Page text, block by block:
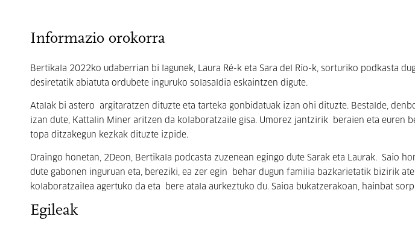
Informazio orokorra
Bertikala 2022ko udaberrian bi lagunek, Laura Ré-k eta Sara del Río-k, sorturiko podkasta
desiretatik abiatuta ordubete inguruko solasaldia eskaintzen digute.
Atalak bi astero argitaratzen dituzte eta tarteka gonbidatuak izan ohi dituzte. Bestalde,
izan dute, Kattalin Miner aritzen da kolaboratzaile gisa. Umorez jantzirik beraien eta euren
topa ditzakegun kezkak dituzte izpide.
Oraingo honetan, 2Deon, Bertikala podcasta zuzenean egingo dute Sarak eta Laurak. Saio
dute gabonen inguruan eta, bereziki, ea zer egin behar dugun familia bazkarietatik bizirik
kolaboratzailea agertuko da eta bere atala aurkeztuko du. Saioa bukatzerakoan, hainbat
Egileak